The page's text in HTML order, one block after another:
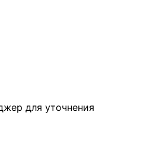
для уточнения